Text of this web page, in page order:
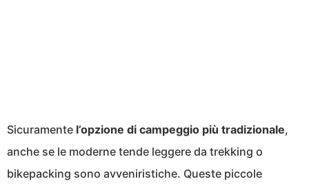
Sicuramente l’opzione di campeggio più tradizionale,
anche se le moderne tende leggere da trekking o
bikepacking sono avveniristiche. Queste piccole